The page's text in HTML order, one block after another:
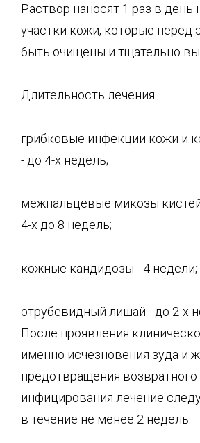
Раствор наносят 1 раз в день
участки кожи, которые перед
быть очищены и тщательно
Длительность лечения:
грибковые инфекции кожи и
- до 4-х недель;
межпальцевые микозы
4-х до 8 недель;
кожные кандидозы - 4 недели;
отрубевидный лишай - до 2-х
После проявления
именно исчезновения зуда и
предотвращения возвратного
инфицирования лечение
в течение не менее 2 недель.